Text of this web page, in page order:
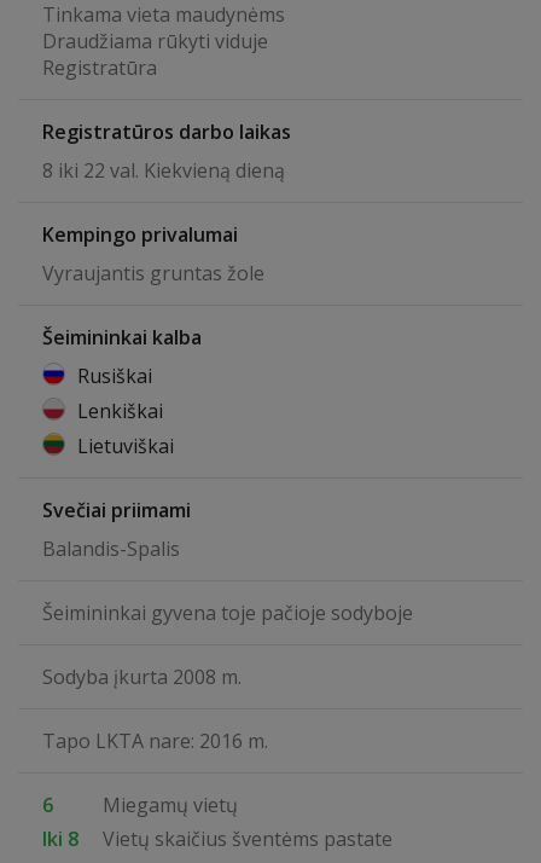
Tinkama vieta maudynėms
Draudžiama rūkyti viduje
Registratūra
Registratūros darbo laikas
8 iki 22 val. Kiekvieną dieną
Kempingo privalumai
Vyraujantis gruntas žole
Šeimininkai kalba
Rusiškai
Lenkiškai
Lietuviškai
Svečiai priimami
Balandis-Spalis
Šeimininkai gyvena toje pačioje sodyboje
Sodyba įkurta 2008 m.
Tapo LKTA nare: 2016 m.
6
Miegamų vietų
Iki 8
Vietų skaičius šventėms pastate